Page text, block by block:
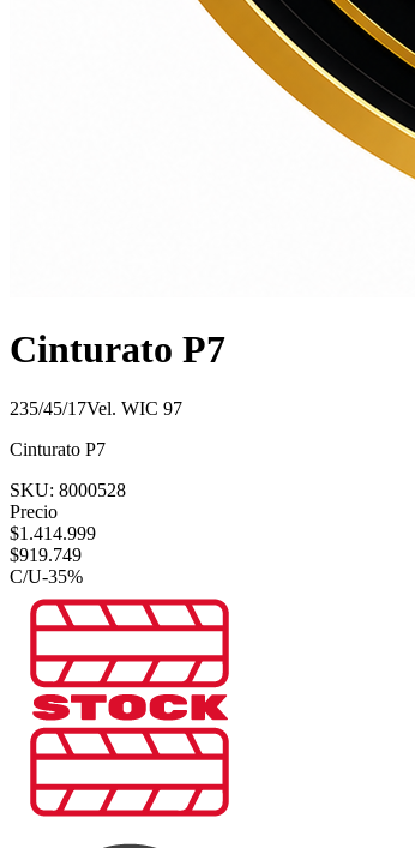
Cinturato P7
235/45/17Vel. WIC 97
Cinturato P7
SKU: 8000528
Precio
$1.414.999
$919.749
C/U-35%